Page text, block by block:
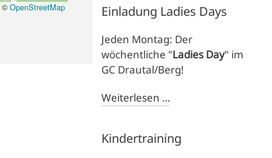
©OpenStreetMap Einladung Ladies Days
Jeden Montag: Der
wöchentliche "Ladies Day" im
GC Drautal/Berg!
Weiterlesen …
Kindertraining